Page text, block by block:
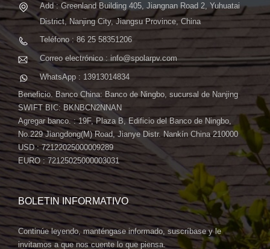
Add : Greenland Building 405, Jiangnan Road 2, Yuhuatai
District, Nanjing City, Jiangsu Province, China
Teléfono : 86 25 58351206
Correo electrónico : info@spolarpv.com
WhatsApp : 13913014834
Beneficio. Banco China: Banco de Ningbo, sucursal de Nanjing
SWIFT BIC: BKNBCN2NNAN
Agregar banco. : 19F, Plaza B, Edificio del Banco de Ningbo,
No.229 Jiangdong(M) Road, Jianye Distr. Nankín China 210000
USD : 72122025000009289
EURO : 72125025000003031
BOLETIN INFORMATIVO
Continúe leyendo, manténgase informado, suscríbase y le
invitamos a que nos cuente lo que piensa.